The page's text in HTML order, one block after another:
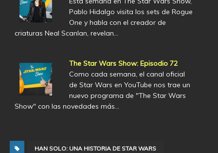
Pablo Hidalgo visita los sets de Rogue
One y habla con el creador de
criaturas Neal Scanlan, revelan…
The Star Wars Show: Episodio 72
Como cada semana, el canal oficial
de Star Wars en YouTube nos trae un
nuevo programa de "The Star Wars
Show" con las novedades más…
HAN SOLO: UNA HISTORIA DE STAR WARS